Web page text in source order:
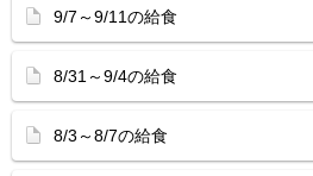
9/7～9/11の給食
8/31～9/4の給食
8/3～8/7の給食